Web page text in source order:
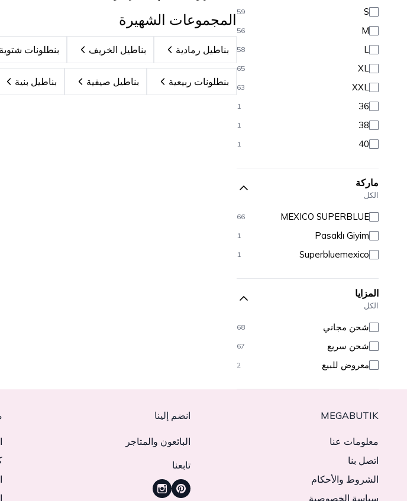
S
59
M
56
L
58
XL
65
XXL
63
36
1
38
1
40
1
ماركة
الكل
MEXICO SUPERBLUE
66
Pasaklı Giyim
1
Superbluemexico
1
المزايا
الكل
شحن مجاني 68
شحن سريع 67
معروض للبيع 2
المجموعات الشهيرة
بناطيل رمادية بناطيل الخريف بنطلونات شتوية
بنطلونات ربيعية بناطيل صيفية بناطيل بنية
MEGABUTIK
معلومات عنا
اتصل بنا
الشروط والأحكام
سياسة الخصوصية
انضم إلينا
البائعون والمتاجر
تابعنا